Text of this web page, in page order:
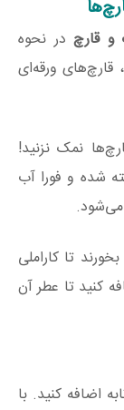
و قارچدر نحوه
قارچ‌های ورقه‌ای
نمک نزنید!
شده و فورا آب
می‌شود.
تا ۵ دقیقه تفت بخورند تا کاراملی
کنید تا عطر آن
اضافه کنید. با